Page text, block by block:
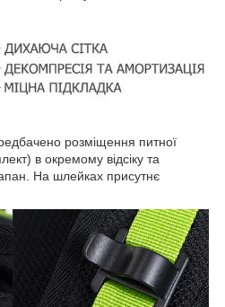
розміщення питної
в окремому відсіку та
На шлейках присутнє